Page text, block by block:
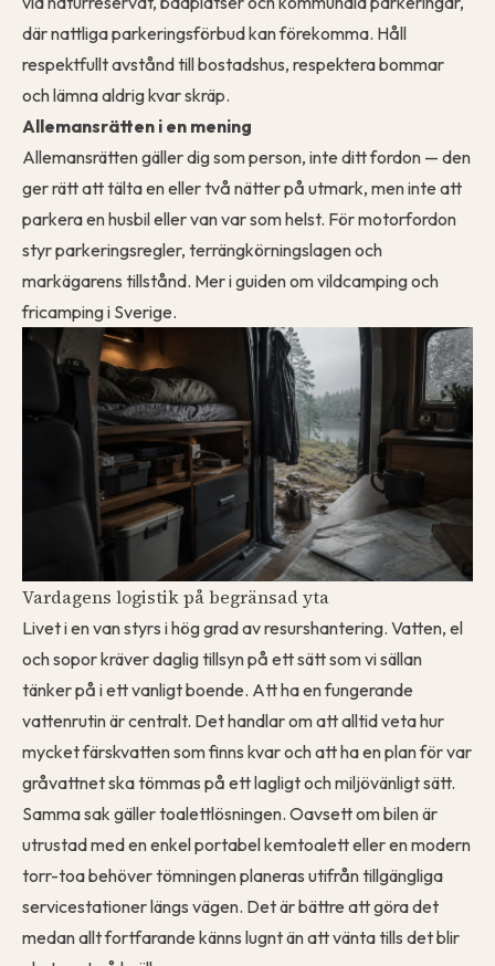
där nattliga parkeringsförbud kan förekomma. Håll
respektfullt avstånd till bostadshus, respektera bommar
och lämna aldrig kvar skräp.
Allemansrätten i en mening
Allemansrätten gäller dig som person, inte ditt fordon — den
ger rätt att tälta en eller två nätter på utmark, men inte att
parkera en husbil eller van var som helst. För motorfordon
styr parkeringsregler, terrängkörningslagen och
markägarens tillstånd. Mer i guiden omvildcamping och
fricamping i Sverige.
Vardagens logistik på begränsad yta
Livet i en van styrs i hög grad av resurshantering. Vatten, el
och sopor kräver daglig tillsyn på ett sätt som vi sällan
tänker på i ett vanligt boende. Att ha en fungerande
vattenrutin är centralt. Det handlar om att alltid veta hur
mycket färskvatten som finns kvar och att ha en plan för var
gråvattnet ska tömmas på ett lagligt och miljövänligt sätt.
Samma sak gäller toalettlösningen. Oavsett om bilen är
utrustad med en enkel portabel kemtoalett eller en modern
torr-toa behöver tömningen planeras utifrån tillgängliga
servicestationer längs vägen. Det är bättre att göra det
medan allt fortfarande känns lugnt än att vänta tills det blir